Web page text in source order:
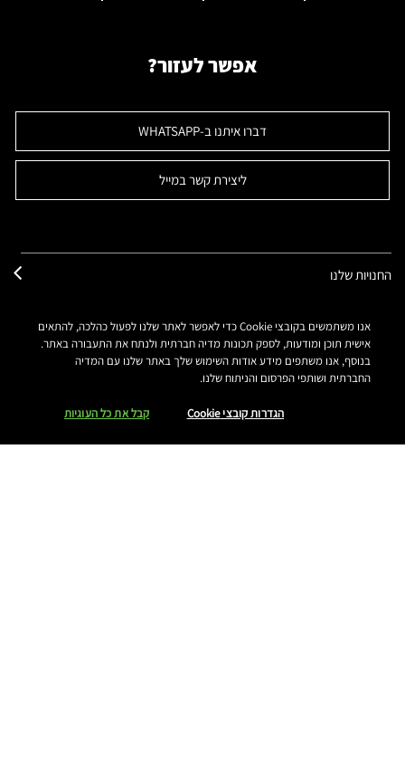
אפשר לעזור?
דברו איתנו ב-WHATSAPP
ליצירת קשר במייל
החנויות שלנו
שירות לקוחות
החשבון שלך
אנו משתמשים בקובצי Cookie כדי לאפשר לאתר שלנו לפעול כהלכה, להתאים
אישית תוכן ומודעות, לספק תכונות מדיה חברתית ולנתח את התעבורה באתר.
בנוסף, אנו משתפים מידע אודות השימוש שלך באתר שלנו עם המדיה
החברתית ושותפי הפרסום והניתוח שלנו.
הגדרות קובצי Cookie קבל את כל העוגיות